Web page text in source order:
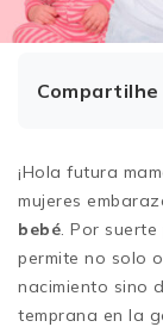
¡Hola futura
mujeres
bebé. Por
permite no solo
nacimiento sino
temprana en la